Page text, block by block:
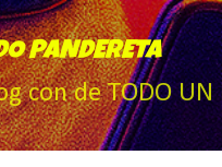
PANDERETA
con de TODO UN